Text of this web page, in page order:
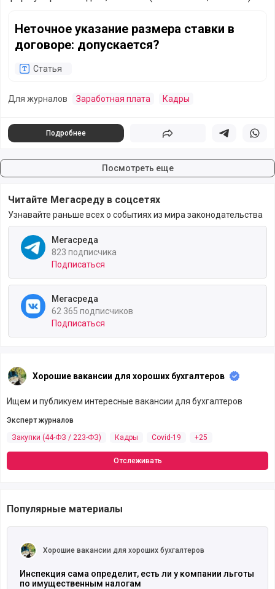
Неточное указание размера ставки в
договоре: допускается?
Статья
Для журналов Заработная плата Кадры
Подробнее Поделиться Поделиться в
Посмотреть еще
Читайте Мегасреду в соцсетях
Узнавайте раньше всех о событиях из мира законодательства
Мегасреда
823 подписчика
Подписаться
Мегасреда
62 365 подписчиков
Подписаться
Хорошие вакансии для хороших бухгалтеров
Ищем и публикуем интересные вакансии для бухгалтеров
Эксперт журналов
Закупки (44-ФЗ / 223-ФЗ)
Кадры Covid-19 +25
Отслеживать
Популярные материалы
Хорошие вакансии для хороших бухгалтеров
Инспекция сама определит, есть ли у компании льготы
по имущественным налогам